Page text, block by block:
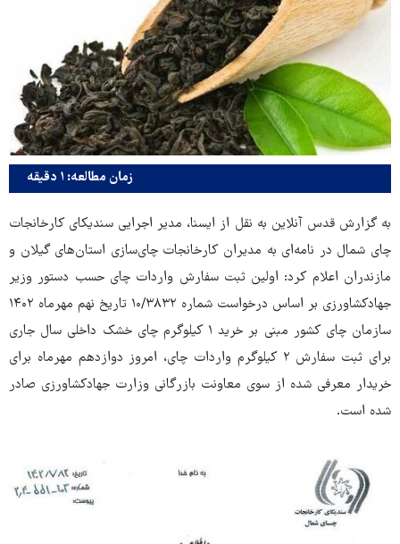
زمان مطالعه: ۱ دقیقه
به گزارش قدس آنلاین به نقل از ایسنا، مدیر اجرایی سندیکای کارخانجات
چای شمال در نامه‌ای به مدیران کارخانجات چای‌سازی استان‌های گیلان و
مازندران اعلام کرد: اولین ثبت سفارش واردات چای حسب دستور وزیر
جهادکشاورزی بر اساس درخواست شماره ۱۰/۳۸۳۲ تاریخ نهم مهرماه ۱۴۰۲
سازمان چای کشور مبنی بر خرید ۱ کیلوگرم چای خشک داخلی سال جاری
برای ثبت سفارش ۲ کیلوگرم واردات چای، امروز دوازدهم مهرماه برای
خریدار معرفی شده از سوی معاونت بازرگانی وزارت جهادکشاورزی صادر
شده است.